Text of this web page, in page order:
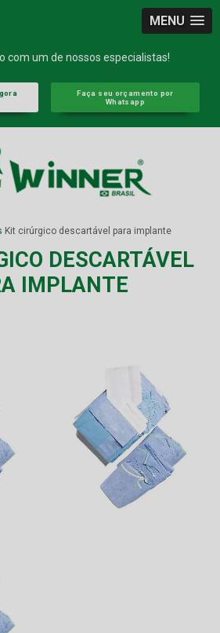
MENU
com um de nossos especialistas!
Faça seu orçamento por
Whatsapp
Kit cirúrgico descartável para implante
DESCARTÁVEL
IMPLANTE